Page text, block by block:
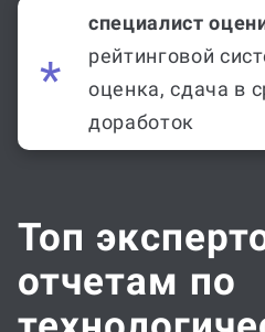
специалист
рейтинговой
оценка, сдача в
доработок
Топ
отчетам по